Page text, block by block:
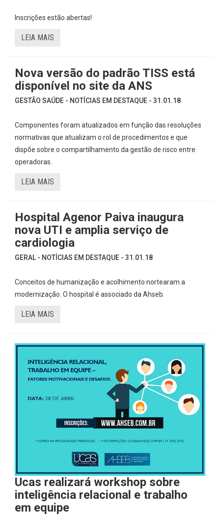
Inscrições estão abertas!
LEIA MAIS
Nova versão do padrão TISS está
disponível no site da ANS
GESTÃO SAÚDE - NOTÍCIAS EM DESTAQUE - 31.01.18
Componentes foram atualizados em função das resoluções
normativas que atualizam o rol de procedimentos e que
dispõe sobre o compartilhamento da gestão de risco entre
operadoras.
LEIA MAIS
Hospital Agenor Paiva inaugura
nova UTI e amplia serviço de
cardiologia
GERAL - NOTÍCIAS EM DESTAQUE - 31.01.18
Conceitos de humanização e acolhimento nortearam a
modernização. O hospital é associado da Ahseb.
LEIA MAIS
Ucas realizará workshop sobre
inteligência relacional e trabalho
em equipe